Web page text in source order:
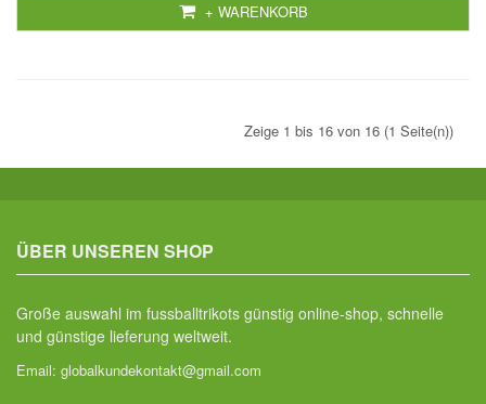
+ WARENKORB
Zeige 1 bis 16 von 16 (1 Seite(n))
ÜBER UNSEREN SHOP
Große auswahl im fussballtrikots günstig online-shop, schnelle
und günstige lieferung weltweit.
Email: globalkundekontakt@gmail.com